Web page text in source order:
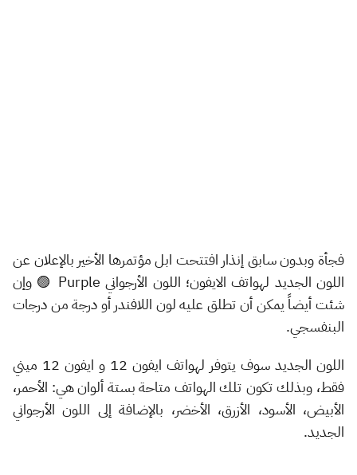
فجأة وبدون سابق إنذار افتتحت ابل مؤتمرها الأخير بالإعلان عن
اللون الجديد لهواتف الايفون؛ اللون الأرجواني Purple 🟣 وإن
شئت أيضاً يمكن أن تطلق عليه لون اللافندر أو درجة من درجات
البنفسجي.
اللون الجديد سوف يتوفر لهواتف ايفون 12 و ايفون 12 ميني
فقط، وبذلك تكون تلك الهواتف متاحة بستة ألوان هي: الأحمر،
الأبيض، الأسود، الأزرق، الأخضر، بالإضافة إلى اللون الأرجواني
الجديد.